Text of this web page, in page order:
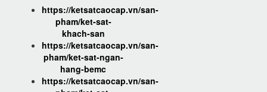
https://ketsatcaocap.vn/san-
pham/ket-sat-
khach-san
https://ketsatcaocap.vn/san-
pham/ket-sat-ngan-
hang-bemc
https://ketsatcaocap.vn/san-